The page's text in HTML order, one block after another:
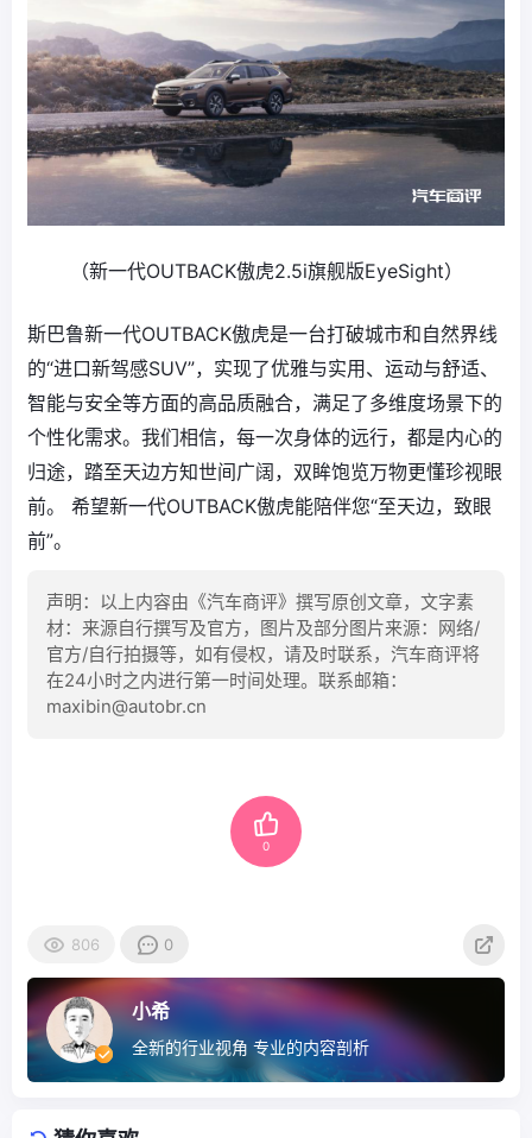
（新一代OUTBACK傲虎2.5i旗舰版EyeSight）
斯巴鲁新一代OUTBACK傲虎是一台打破城市和自然界线
的“进口新驾感SUV”，实现了优雅与实用、运动与舒适、
智能与安全等方面的高品质融合，满足了多维度场景下的
个性化需求。我们相信，每一次身体的远行，都是内心的
归途，踏至天边方知世间广阔，双眸饱览万物更懂珍视眼
前。 希望新一代OUTBACK傲虎能陪伴您“至天边，致眼
前”。
声明：以上内容由《汽车商评》撰写原创文章，文字素
材：来源自行撰写及官方，图片及部分图片来源：网络/
官方/自行拍摄等，如有侵权，请及时联系，汽车商评将
在24小时之内进行第一时间处理。联系邮箱：
maxibin@autobr.cn
0
806 0
小希
全新的行业视角 专业的内容剖析